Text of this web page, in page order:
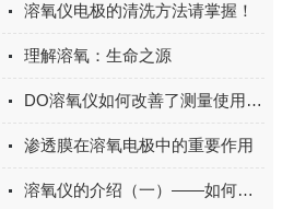
溶氧仪电极的清洗方法请掌握！
理解溶氧：生命之源
DO溶氧仪如何改善了测量使用环境？
渗透膜在溶氧电极中的重要作用
溶氧仪的介绍（一）——如何选择合适的溶氧仪